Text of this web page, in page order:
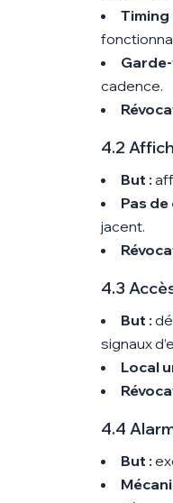
Timing
cadence.
4.2
But :
Pas de
jacent.
4.3
But :
signaux
Local
4.4
But :